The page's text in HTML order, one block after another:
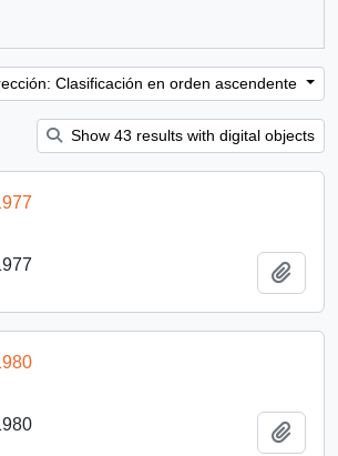
Clasificación en orden ascendente
Show 43 results with digital objects